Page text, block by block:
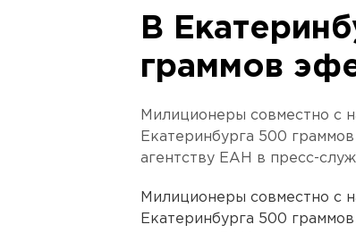
В
граммов
Милиционеры совместно с
Екатеринбурга 500
агентству ЕАН в пресс-
Милиционеры совместно с
Екатеринбурга 500